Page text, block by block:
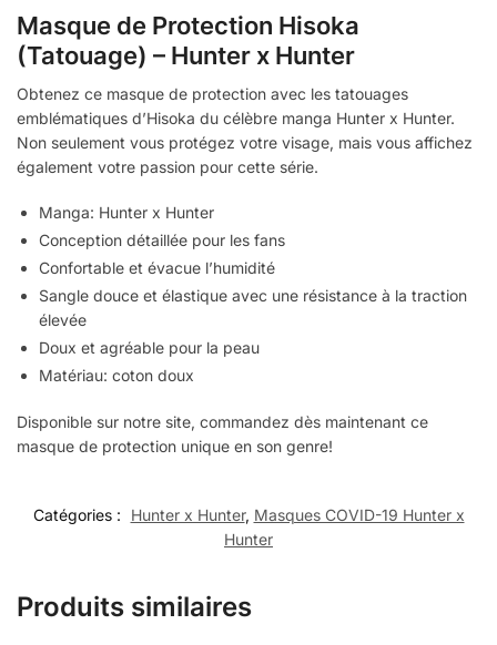
Masque de Protection Hisoka
(Tatouage) – Hunter x Hunter
Obtenez ce masque de protection avec les tatouages
emblématiques d’Hisoka du célèbre manga Hunter x Hunter.
Non seulement vous protégez votre visage, mais vous affichez
également votre passion pour cette série.
Manga: Hunter x Hunter
Conception détaillée pour les fans
Confortable et évacue l’humidité
Sangle douce et élastique avec une résistance à la traction
élevée
Doux et agréable pour la peau
Matériau: coton doux
Disponible sur notre site, commandez dès maintenant ce
masque de protection unique en son genre!
Catégories : Hunter x Hunter, Masques COVID-19 Hunter x
Hunter
Produits similaires